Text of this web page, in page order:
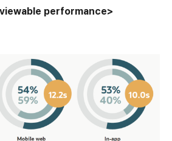
performance>